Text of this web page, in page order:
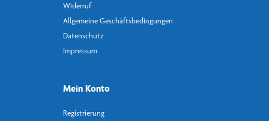
Widerruf
Allgemeine Geschäftsbedingungen
Datenschutz
Impressum
Mein Konto
Registrierung